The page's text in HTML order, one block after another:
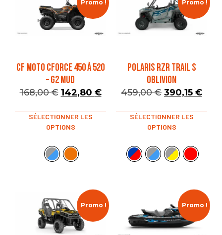
Promo !
CF MOTO CFORCE 450 à 520
– G2 MUD
168,00€ 142,80 €
SÉLECTIONNER LES
OPTIONS
Promo !
POLARIS RZR TRAIL S
OBLIVION
459,00€ 390,15 €
SÉLECTIONNER LES
OPTIONS
Promo ! Promo !